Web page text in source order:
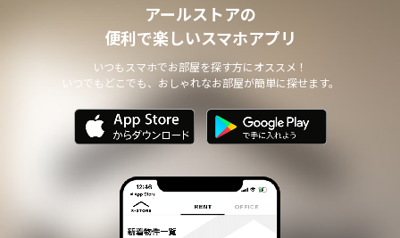
アールストアの
便利で楽しいスマホアプリ
いつもスマホでお部屋を探す方にオススメ！
いつでもどこでも、おしゃれなお部屋が簡単に探せます。